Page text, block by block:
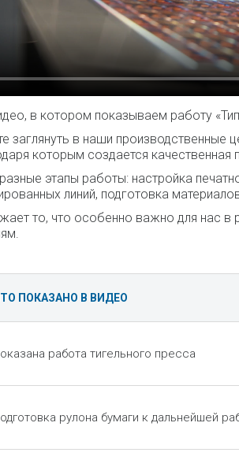
в котором показываем работу
заглянуть в наши производственные
которым создается качественная
этапы работы: настройка
линий, подготовка
то, что особенно важно для нас в
ПОКАЗАНО В ВИДЕО
работа тигельного пресса
рулона бумаги к дальнейшей